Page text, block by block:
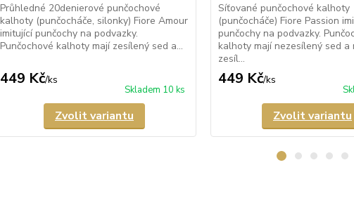
Průhledné 20denierové punčochové
kalhoty (punčocháče, silonky) Fiore Amour
imitující punčochy na podvazky.
Punčochové kalhoty mají zesílený sed a...
449 Kč/ks
Skladem 10 ks
Zvolit variantu
Síťované punčochové kalhoty
(punčocháče) Fiore Passion
punčochy na podvazky.
kalhoty mají nezesílený sed a
zesíl...
449 Kč/ks
Zvolit variantu